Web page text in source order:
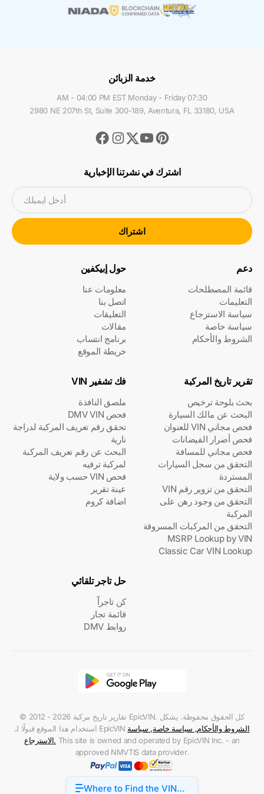
Where to Find the VIN
خدمة الزبائن
07:30 AM - 04:00 PM EST Monday - Friday
2980 NE 207th St, Suite 300-189, Aventura, FL 33180, USA
Facebook
Instagram
TwitterYoutubePinterest
اشترك في نشرتنا الإخبارية
أدخل ايميلك
اشتراك
حول إبيكفين
معلومات عنا
اتصل بنا
التعليقات
مقالات
برنامج انتساب
خريطة الموقع
دعم
قائمة المصطلحات
التعليمات
سياسة الاسترجاع
سياسة خاصة
الشروط والأحكام
فك تشفير VIN
ملصق النافذة
فحص DMV VIN
تحقق رقم تعريف المركبة لدراجة
نارية
البحث عن رقم تعريف المركبة
لمركبة ترفيه
فحص VIN حسب ولاية
عينة تقرير
اضافة كروم
تقرير تاريخ المركبة
بحث بلوحة ترخيص
البحث عن مالك السيارة
فحص مجاني VIN للعنوان
فحص أضرار الفيضانات
فحص مجاني للمسافة
التحقق من سجل السيارات
المستردة
التحقق من تزوير رقم VIN
التحقق من وجود رهن على
المركبة
التحقق من المركبات المسروقة
MSRP Lookup by VIN
Classic Car VIN Lookup
حل تاجر تلقائي
كن تاجراً
قائمة تجار
روابط DMV
© 2012 - 2026 تقارير تاريخ مركبة EpicVIN. كل الحقوق محفوظة. يشكل
استخدام هذا الموقع قبولًا لـ EpicVIN
الشروط والأحكام, سياسة خاصة, سياسة
الاسترجاع. This site is owned and operated by EpicVIN Inc. - an
approved NMVTIS data provider.